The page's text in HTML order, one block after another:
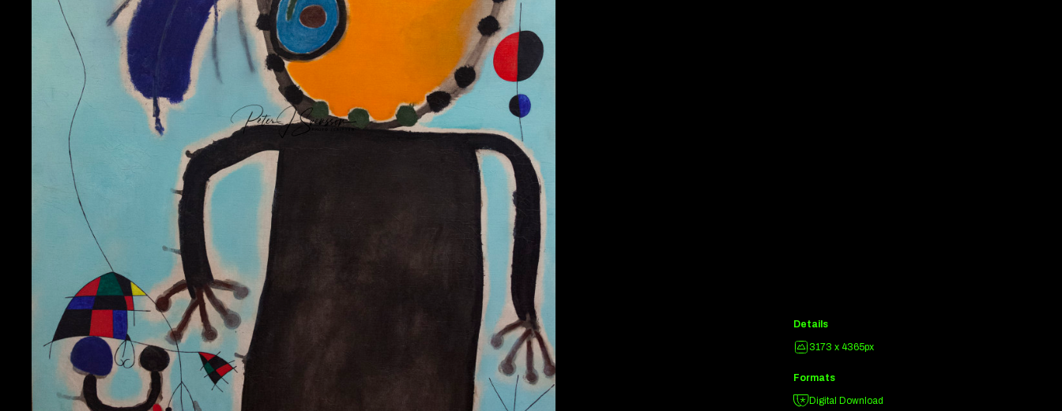
Details
3173 x 4365px
Formats
Digital Download